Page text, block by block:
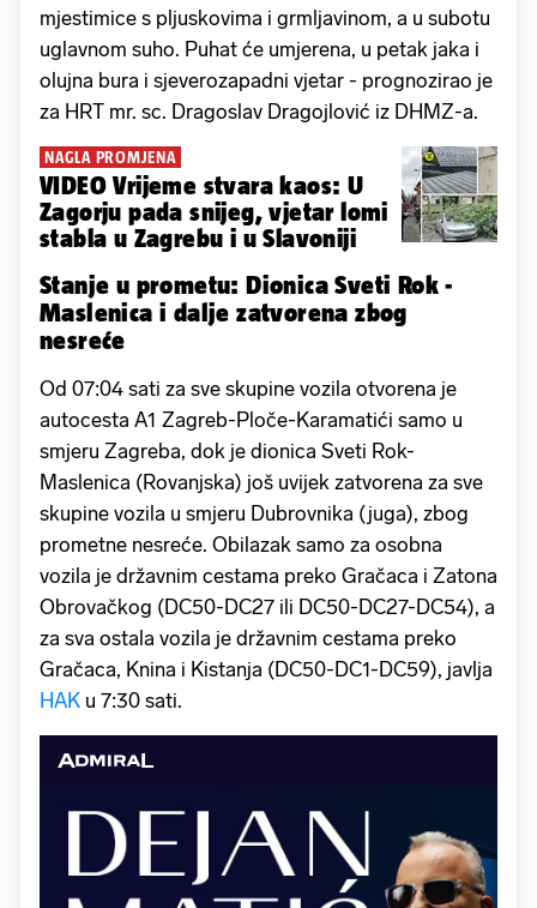
mjestimice s pljuskovima i grmljavinom, a u subotu
uglavnom suho. Puhat će umjerena, u petak jaka i
olujna bura i sjeverozapadni vjetar - prognozirao je
za HRT mr. sc. Dragoslav Dragojlović iz DHMZ-a.
NAGLA PROMJENA
VIDEO Vrijeme stvara kaos: U
Zagorju pada snijeg, vjetar lomi
stabla u Zagrebu i u Slavoniji
Stanje u prometu: Dionica Sveti Rok -
Maslenica i dalje zatvorena zbog
nesreće
Od 07:04 sati za sve skupine vozila otvorena je
autocesta A1 Zagreb-Ploče-Karamatići samo u
smjeru Zagreba, dok je dionica Sveti Rok-
Maslenica (Rovanjska) još uvijek zatvorena za sve
skupine vozila u smjeru Dubrovnika (juga), zbog
prometne nesreće. Obilazak samo za osobna
vozila je državnim cestama preko Gračaca i Zatona
Obrovačkog (DC50-DC27 ili DC50-DC27-DC54), a
za sva ostala vozila je državnim cestama preko
Gračaca, Knina i Kistanja (DC50-DC1-DC59), javlja
HAK u 7:30 sati.